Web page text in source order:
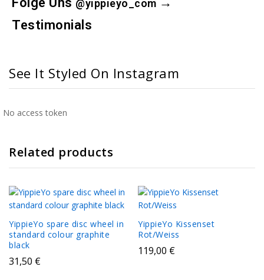
@yippieyo_com
Testimonials
See It Styled On Instagram
No access token
Related products
YippieYo spare disc wheel in
standard colour graphite
black
31,50 €
YippieYo Kissenset
Rot/Weiss
119,00 €